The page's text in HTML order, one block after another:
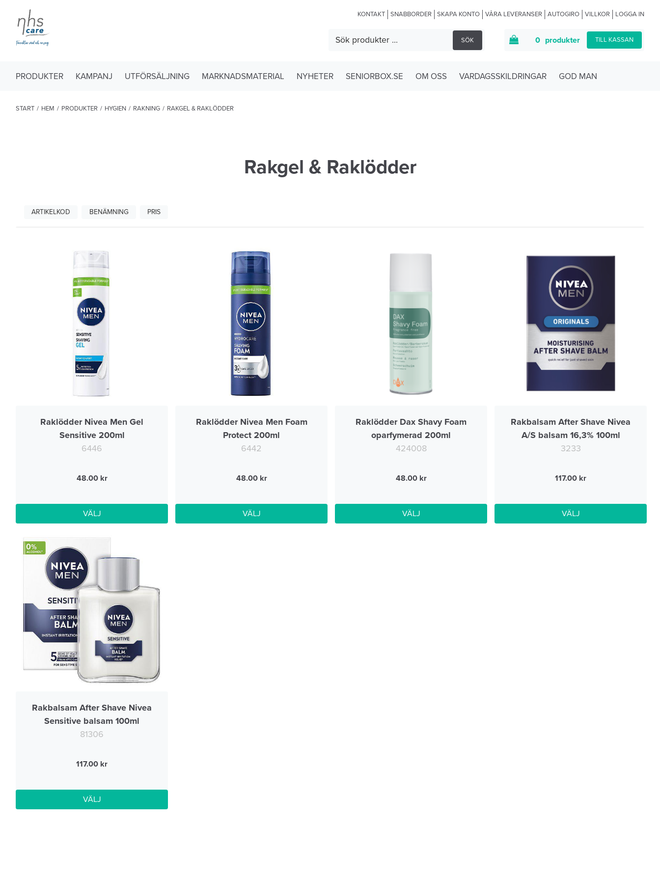
KONTAKT SNABBORDER SKAPA KONTO VÅRA LEVERANSER AUTOGIRO VILLKOR LOGGA IN
SÖK 0 produkter TILL KASSAN
PRODUKTER KAMPANJ UTFÖRSÄLJNING MARKNADSMATERIAL NYHETER SENIORBOX.SE OM OSS VARDAGSSKILDRINGAR GOD MAN
START / HEM / PRODUKTER / HYGIEN / RAKNING / RAKGEL & RAKLÖDDER
Rakgel & Raklödder
ARTIKELKOD BENÄMNING PRIS
Raklödder Nivea Men Gel
Sensitive 200ml
6446
48.00
VÄLJ
Raklödder Nivea Men Foam
Protect 200ml
6442
48.00
VÄLJ
Raklödder Dax Shavy Foam
oparfymerad 200ml
424008
48.00
VÄLJ
Rakbalsam After Shave Nivea
A/S balsam 16,3% 100ml
3233
117.00
VÄLJ
Rakbalsam After Shave Nivea
Sensitive balsam 100ml
81306
117.00
VÄLJ